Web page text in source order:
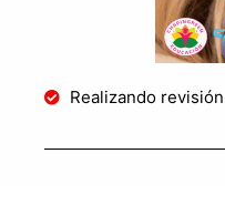
Realizando